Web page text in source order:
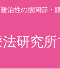
治性の股関節・
研究